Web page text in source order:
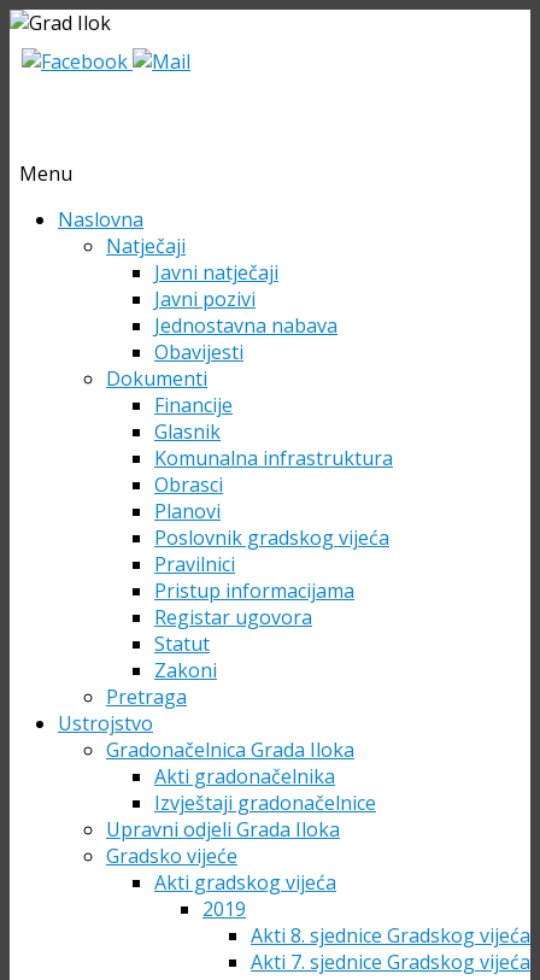
Menu
Skip Naslovna
Natječaji
Javni natječaji
Javni pozivi
Jednostavna nabava
Obavijesti
Dokumenti
Financije
Glasnik
Komunalna infrastruktura
Obrasci
Planovi
Poslovnik gradskog vijeća
Pravilnici
Pristup informacijama
Registar ugovora
Statut
Zakoni
Pretraga
Ustrojstvo
Gradonačelnica Grada Iloka
Akti gradonačelnika
Izvještaji gradonačelnice
Upravni odjeli Grada Iloka
Gradsko vijeće
Akti gradskog vijeća
2019
Akti 8. sjednice Gradskog vijeća
Akti 7. sjednice Gradskog vijeća